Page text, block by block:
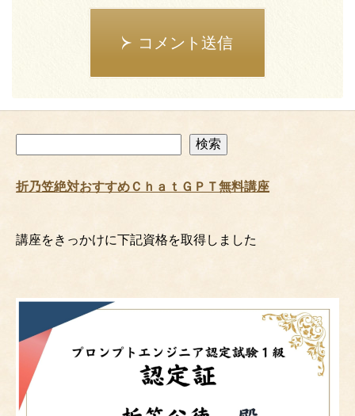
コメント送信
索
検索
折乃笠絶対おすすめＣｈａｔＧＰＴ無料講座
講座をきっかけに下記資格を取得しました